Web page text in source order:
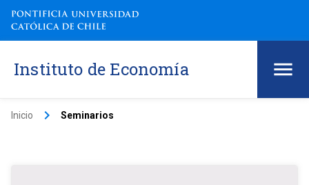
Instituto de Economía
Inicio keyboard_arrow_right Seminarios